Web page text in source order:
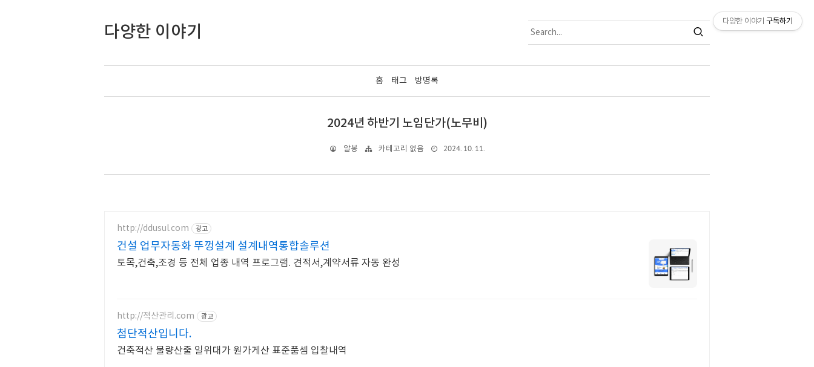
다양한 이야기
홈 태그 방명록
2024년 하반기 노임단가(노무비)
알봉 카테고리 없음 2024. 10. 11.
http://ddusul.com 광고
건설 업무자동화 뚜껑설계 설계내역통합솔루션
토목,건축,조경 등 전체 업종 내역 프로그램. 견적서,계약서류 자동 완성
http://적산관리.com 광고
첨단적산입니다.
건축적산 물량산출 일위대가 원가게산 표준품셈 입찰내역
다양한 이야기 구독하기